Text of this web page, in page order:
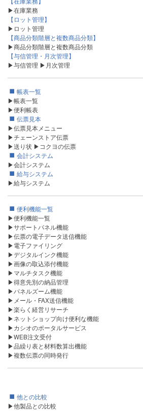
▶在庫業務
【ロット管理】
▶ロット管理
【商品分類階層と複数商品分類】
▶商品分類階層と複数商品分類
【与信管理・月次管理】
▶与信管理 ▶月次管理
帳表一覧
▶帳表一覧
▶便利帳表
伝票見本
▶伝票見本メニュー
▶チェーンストア伝票
▶送り状 ▶コクヨの伝票
会計システム
▶会計システム
給与システム
▶給与システム
便利機能一覧
▶便利機能一覧
▶サポートパネル機能
▶伝票の電子データ送信機能
▶電子ファイリング
▶デジタルインク機能
▶画像の取込添付機能
▶マルチタスク機能
▶得意先別の納品管理
▶パネルズーム機能
▶メール・FAX送信機能
▶楽らく経営リサーチ
▶ネットショップ向け便利な機能
▶カシオのポータルサービス
▶WEB注文受付
▶品繰り表と材料数算出機能
▶複数伝票の同時発行
他との比較
▶他製品との比較